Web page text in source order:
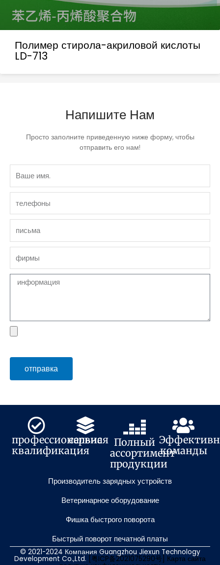
Полимер стирола-акриловой кислоты
LD-713
Напишите Нам
Просто заполните приведенную ниже форму, чтобы
отправить его нам!
имя.
Сообщение
файл
отправка
профессиональная
квалификация
сервис
Полный
ассортимент
продукции
команды
Производитель зарядных устройств
Ветеринарное оборудование
Фишка быстрого поворота
Быстрый поворот печатной платы
© 2021-2024 Компания Guangzhou Jiexun Technology
Development Co.,Ltd. [粤ICP备2021075290号] Карта сайта